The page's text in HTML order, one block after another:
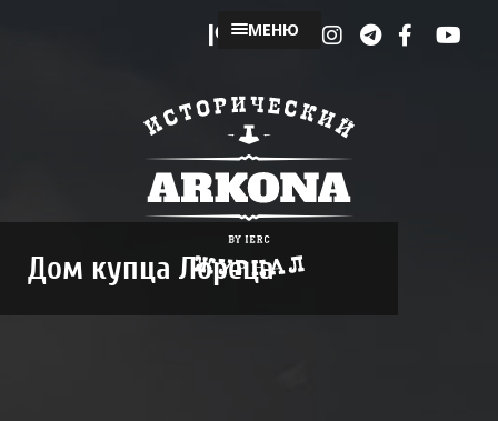
МЕНЮ
Дом купца Лореца